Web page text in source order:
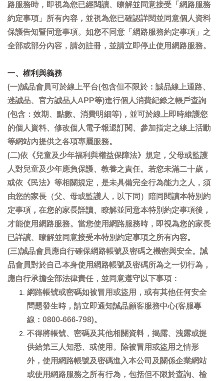
路服務時，即視為您已經閱讀、瞭解並同意接受「網路服務
約定事項」所有內容，並視為您已確認詳閱並同意個人資料
保護告知暨同意事項。如您不同意「網路服務約定事項」之
全部或部分內容，請勿註冊，並請立即停止使用網路服務。
一、權利與義務
(一)誠品會員可於線上平台(包含但不限於：誠品線上通路、
迷誠品、官方誠品人APP等)進行個人消費紀錄之帳戶查詢
(包含：效期、點數、消費明細等)，並可於線上即時維護您
的個人資料、修改個人電子報退訂閱、參加指定之線上活動
等網站內提供之各項專屬服務。
(二)依《兒童及少年福利與權益保障法》規定，父母或監護
人對兒童及少年應負保護、教養之責任。若您未滿二十歲，
或依《民法》等相關規定，是未具備完全行為能力之人，須
由您的家長（父、母或監護人，以下同）陪同閱讀本特別約
定事項，在您的家長詳讀、瞭解並同意本特別約定事項後，
才能使用網路服務。當您使用網路服務時，即視為您的家長
已詳讀、瞭解並同意接受本特別約定事項之所有內容。
(三)誠品會員應自行確保網路帳號及密碼之機密與安全。誠
品會員對於自己本身使用網路帳號及密碼所為之一切行為，
應自行承擔全部法律責任，並同意遵守以下事項：
網路帳號或密碼如被冒用或盜用，或有其他任何安全
問題發生時，請立即通知誠品顧客服務中心(客服專
線：0800-666-798)。
不得將帳號、密碼及其他相關資料，揭露、洩露或提
供給第三人知悉、或使用。除被冒用或盜用之情形
外，使用網路帳號及密碼進入本公司及關係企業網站
或使用網路服務之所有行為，包括但不限於查詢、檢